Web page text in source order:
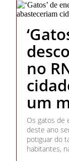
no
um
Os gatos de
deste ano
potiguar do
habitantes,